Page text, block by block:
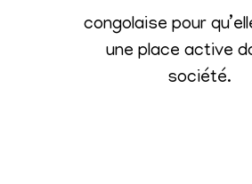
congolaise pour
une place active
société.